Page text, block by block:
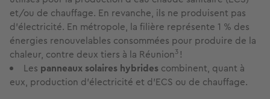
et/ou de chauffage. En revanche, ils ne produisent pas
d’électricité. En métropole, la filière représente 1 % des
énergies renouvelables consommées pour produire de la
chaleur, contre deux tiers à la Réunion3 !
Les panneaux solaires hybrides combinent, quant à
eux, production d’électricité et d’ECS ou de chauffage.